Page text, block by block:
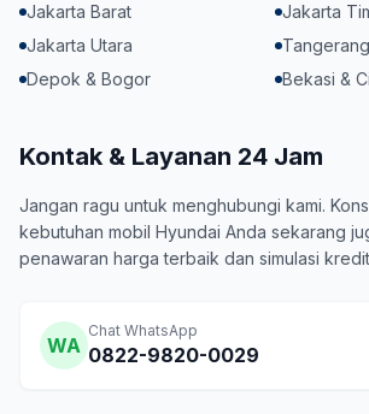
Jakarta Barat
Jakarta
Jakarta Utara
Depok & Bogor
Bekasi &
Kontak & Layanan 24 Jam
Jangan ragu untuk menghubungi kami.
kebutuhan mobil Hyundai Anda sekarang
penawaran harga terbaik dan simulasi
WA
Chat WhatsApp
0822-9820-0029